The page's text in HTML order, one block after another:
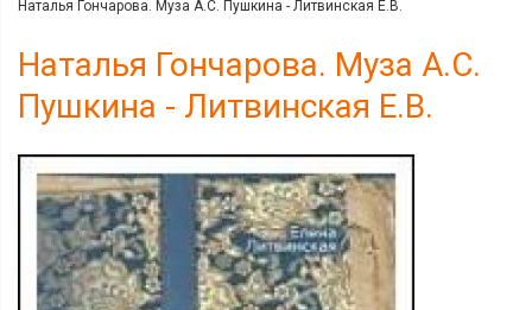
Наталья Гончарова. Муза А.С. Пушкина - Литвинская Е.В.
Наталья Гончарова. Муза А.С.
Пушкина - Литвинская Е.В.